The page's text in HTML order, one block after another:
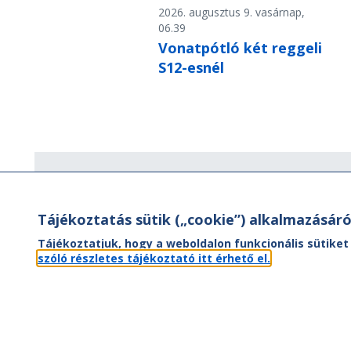
2026. augusztus 9. vasárnap,
06.39
Vonatpótló két reggeli
S12-esnél
Hírlevelünk segítségével értesülhet
aktuális híreinkről, utazási
valamint az Önt érintő
menetrendváltozásokról.
Tájékoztatás sütik („cookie”)
Tájékoztatjuk, hogy a weboldalon funkcionális
szóló részletes tájékoztató itt érhető el.